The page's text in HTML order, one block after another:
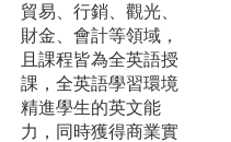
貿易、行銷、觀光、
財金、會計等領域，
且課程皆為全英語授
課，全英語學習環境
精進學生的英文能
力，同時獲得商業實